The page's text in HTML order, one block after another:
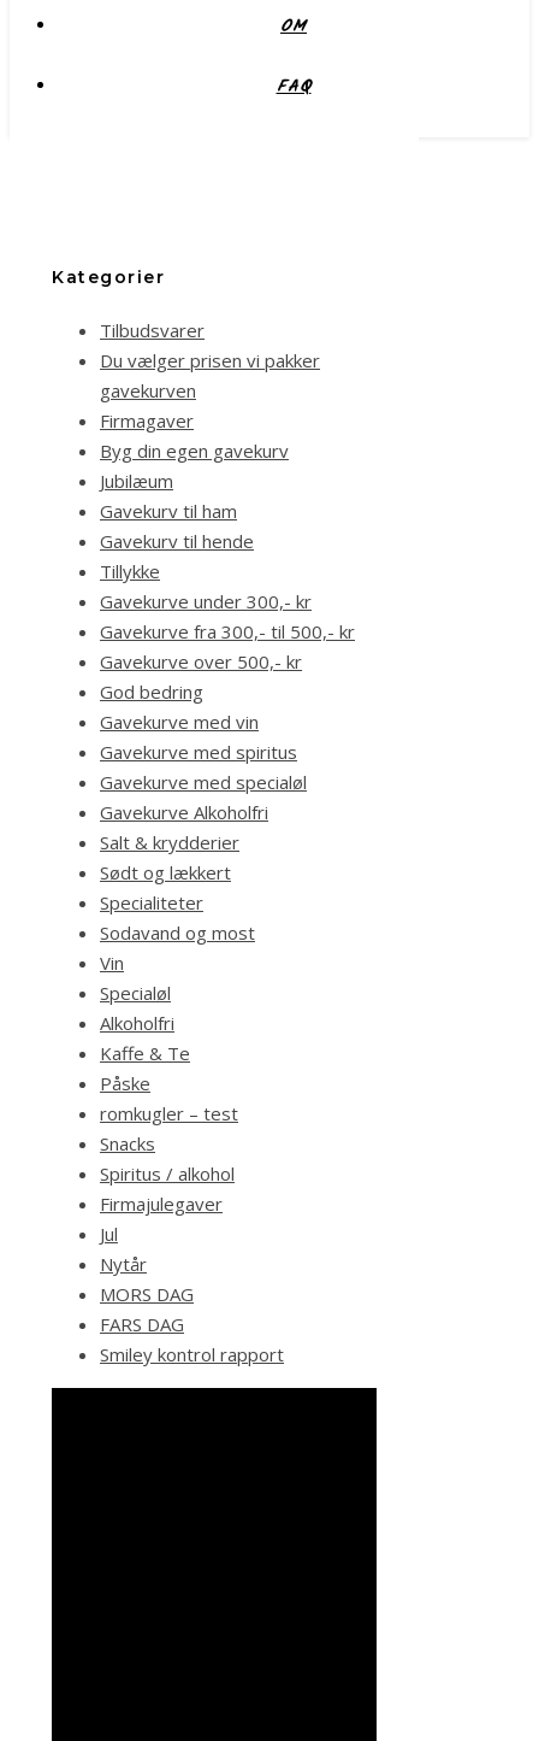
OM
FAQ
Kategorier
Tilbudsvarer
Du vælger prisen vi pakker
gavekurven
Firmagaver
Byg din egen gavekurv
Jubilæum
Gavekurv til ham
Gavekurv til hende
Tillykke
Gavekurve under 300,- kr
Gavekurve fra 300,- til 500,- kr
Gavekurve over 500,- kr
God bedring
Gavekurve med vin
Gavekurve med spiritus
Gavekurve med specialøl
Gavekurve Alkoholfri
Salt & krydderier
Sødt og lækkert
Specialiteter
Sodavand og most
Vin
Specialøl
Alkoholfri
Kaffe & Te
Påske
romkugler – test
Snacks
Spiritus / alkohol
Firmajulegaver
Jul
Nytår
MORS DAG
FARS DAG
Smiley kontrol rapport